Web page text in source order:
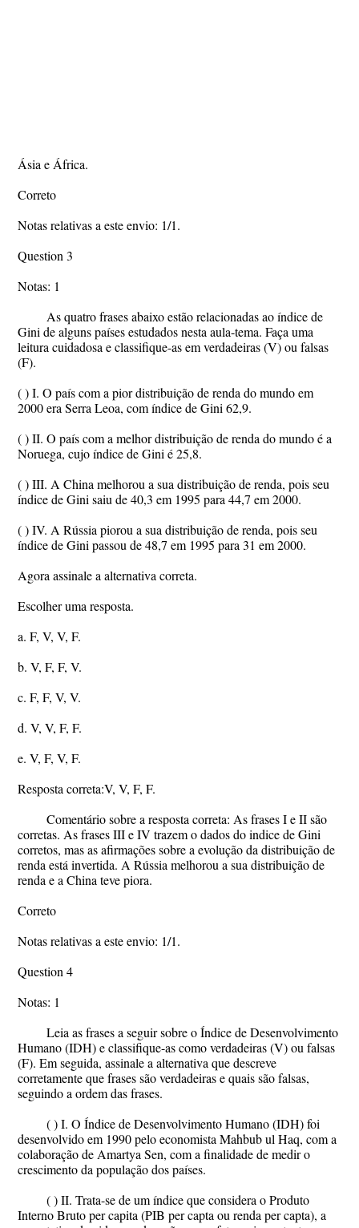
Ásia e África.
Correto
Notas relativas a este envio: 1/1.
Question 3
Notas: 1
As quatro frases abaixo estão relacionadas ao índice de
Gini de alguns países estudados nesta aula-tema. Faça uma
leitura cuidadosa e classifique-as em verdadeiras (V) ou falsas
(F).
( ) I. O país com a pior distribuição de renda do mundo em
2000 era Serra Leoa, com índice de Gini 62,9.
( ) II. O país com a melhor distribuição de renda do mundo é a
Noruega, cujo índice de Gini é 25,8.
( ) III. A China melhorou a sua distribuição de renda, pois seu
índice de Gini saiu de 40,3 em 1995 para 44,7 em 2000.
( ) IV. A Rússia piorou a sua distribuição de renda, pois seu
índice de Gini passou de 48,7 em 1995 para 31 em 2000.
Agora assinale a alternativa correta.
Escolher uma resposta.
a. F, V, V, F.
b. V, F, F, V.
c. F, F, V, V.
d. V, V, F, F.
e. V, F, V, F.
Resposta correta:V, V, F, F.
Comentário sobre a resposta correta: As frases I e II são
corretas. As frases III e IV trazem o dados do indice de Gini
corretos, mas as afirmações sobre a evolução da distribuição de
renda está invertida. A Rússia melhorou a sua distribuição de
renda e a China teve piora.
Correto
Notas relativas a este envio: 1/1.
Question 4
Notas: 1
Leia as frases a seguir sobre o Índice de Desenvolvimento
Humano (IDH) e classifique-as como verdadeiras (V) ou falsas
(F). Em seguida, assinale a alternativa que descreve
corretamente que frases são verdadeiras e quais são falsas,
seguindo a ordem das frases.
( ) I. O Índice de Desenvolvimento Humano (IDH) foi
desenvolvido em 1990 pelo economista Mahbub ul Haq, com a
colaboração de Amartya Sen, com a finalidade de medir o
crescimento da população dos países.
( ) II. Trata-se de um índice que considera o Produto
Interno Bruto per capita (PIB per capta ou renda per capta), a